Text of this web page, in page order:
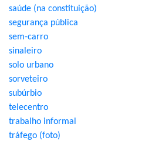
saúde (na constituição)
segurança pública
sem-carro
sinaleiro
solo urbano
sorveteiro
subúrbio
telecentro
trabalho informal
tráfego (foto)